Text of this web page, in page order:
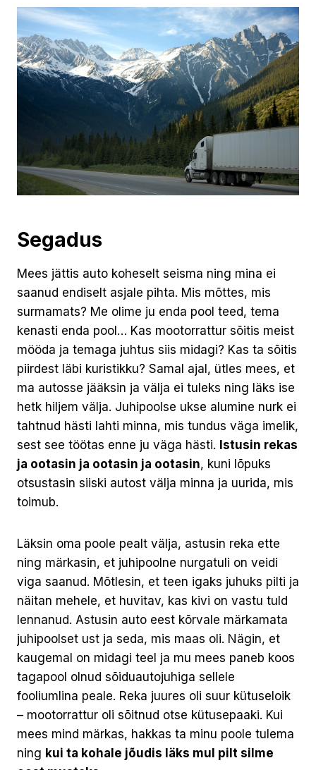
Segadus
Mees jättis auto koheselt seisma ning mina ei
saanud endiselt asjale pihta. Mis mõttes, mis
surmamats? Me olime ju enda pool teed, tema
kenasti enda pool… Kas mootorrattur sõitis meist
mööda ja temaga juhtus siis midagi? Kas ta sõitis
piirdest läbi kuristikku? Samal ajal, ütles mees, et
ma autosse jääksin ja välja ei tuleks ning läks ise
hetk hiljem välja. Juhipoolse ukse alumine nurk ei
tahtnud hästi lahti minna, mis tundus väga imelik,
sest see töötas enne ju väga hästi. Istusin rekas
ja ootasin ja ootasin ja ootasin, kuni lõpuks
otsustasin siiski autost välja minna ja uurida, mis
toimub.
Läksin oma poole pealt välja, astusin reka ette
ning märkasin, et juhipoolne nurgatuli on veidi
viga saanud. Mõtlesin, et teen igaks juhuks pilti ja
näitan mehele, et huvitav, kas kivi on vastu tuld
lennanud. Astusin auto eest kõrvale märkamata
juhipoolset ust ja seda, mis maas oli. Nägin, et
kaugemal on midagi teel ja mu mees paneb koos
tagapool olnud sõiduautojuhiga sellele
fooliumlina peale. Reka juures oli suur kütuseloik
– mootorrattur oli sõitnud otse kütusepaaki. Kui
mees mind märkas, hakkas ta minu poole tulema
ning kui ta kohale jõudis läks mul pilt silme